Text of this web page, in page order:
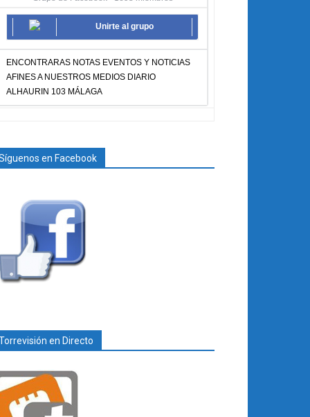
Unirte al grupo
ENCONTRARAS NOTAS EVENTOS Y NOTICIAS
AFINES A NUESTROS MEDIOS DIARIO
ALHAURIN 103 MÁLAGA
en Facebook
en Directo